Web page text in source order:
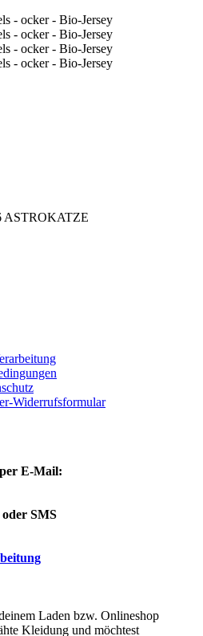
ASTROKATZE
Widerrufsformular
E-Mail:
SMS
Laden bzw. Onlineshop
Kleidung und möchtest